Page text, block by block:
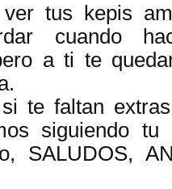
tus kepis
cuando
a ti te
te faltan
siguiendo tu
SALUDOS,